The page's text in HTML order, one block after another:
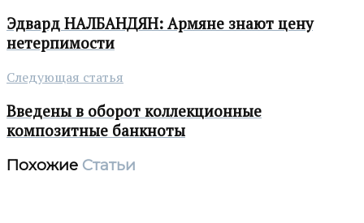
Эдвард НАЛБАНДЯН: Армяне знают цену
нетерпимости
Следующая статья
Введены в оборот коллекционные
композитные банкноты
Похожие Статьи